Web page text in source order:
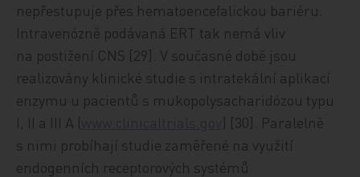
nepřestupuje přes hematoencefalickou bariéru.
Intravenózně podávaná ERT tak nemá vliv
na postižení CNS [29]. V současné době jsou
realizovány klinické studie s intratekální aplikací
enzymu u pacientů s mukopolysacharidózou typu
I, II a III A (
) [30]. Paralelně
s nimi probíhají studie zaměřené na využití
endogenních receptorových systémů